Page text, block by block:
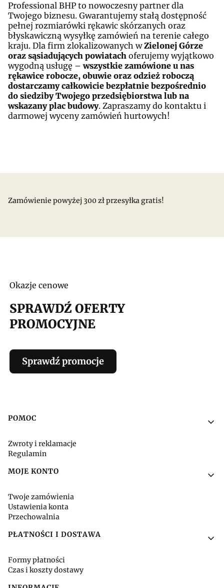
Professional BHP to nowoczesny partner dla
Twojego biznesu. Gwarantujemy stałą dostępność
pełnej rozmiarówki rękawic skórzanych oraz
błyskawiczną wysyłkę zamówień na terenie całego
kraju. Dla firm zlokalizowanych wZielonej Górze
oraz sąsiadujących powiatach oferujemy wyjątkowo
wygodną usługę –wszystkie zamówione u nas
rękawice robocze, obuwie oraz odzież roboczą
dostarczamy całkowicie bezpłatnie bezpośrednio
do siedziby Twojego przedsiębiorstwa lub na
wskazany plac budowy. Zapraszamy do kontaktu i
darmowej wyceny zamówień hurtowych!
Zamówienie powyżej 300 zł przesyłka gratis!
Okazje cenowe
SPRAWDŹ OFERTY
PROMOCYJNE
Sprawdź promocje
Linki w stopce
POMOC
Zwroty i reklamacje
Regulamin
MOJE KONTO
Twoje zamówienia
Ustawienia konta
Przechowalnia
PŁATNOŚCI I DOSTAWA
Formy płatności
Czas i koszty dostawy